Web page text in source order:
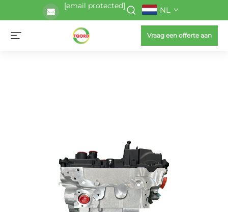
[email protected] NL
Vraag een offerte aan